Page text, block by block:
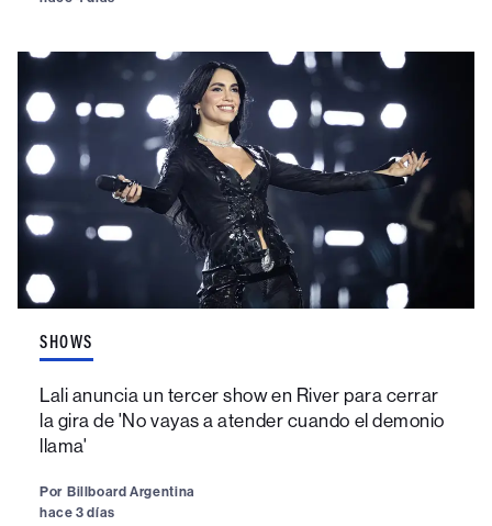
SHOWS
Lali anuncia un tercer show en River para cerrar
la gira de 'No vayas a atender cuando el demonio
llama'
Por Billboard Argentina
hace 3 días